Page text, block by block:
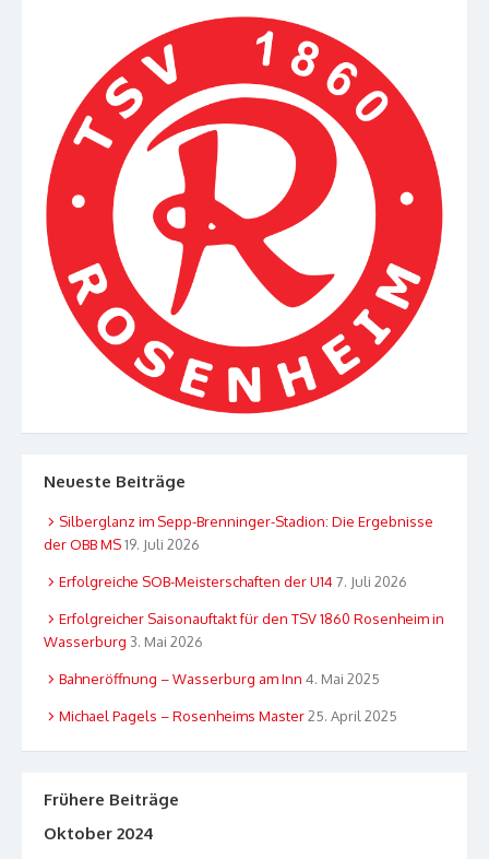
Neueste Beiträge
Silberglanz im Sepp-Brenninger-Stadion: Die Ergebnisse
der OBB MS19. Juli 2026
Erfolgreiche SOB-Meisterschaften der U14 7. Juli 2026
Erfolgreicher Saisonauftakt für den TSV 1860 Rosenheim in
Wasserburg 3. Mai 2026
Bahneröffnung – Wasserburg am Inn 4. Mai 2025
Michael Pagels – Rosenheims Master25. April 2025
Frühere Beiträge
Oktober 2024